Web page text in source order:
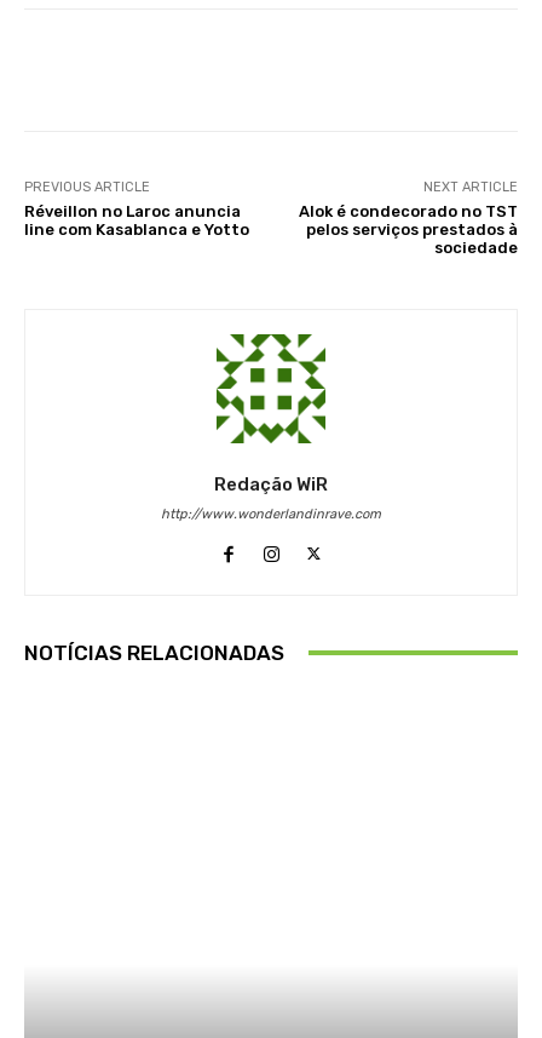
PREVIOUS ARTICLE
Réveillon no Laroc anuncia
line com Kasablanca e Yotto
NEXT ARTICLE
Alok é condecorado no TST
pelos serviços prestados à
sociedade
Redação WiR
http://www.wonderlandinrave.com
NOTÍCIAS RELACIONADAS